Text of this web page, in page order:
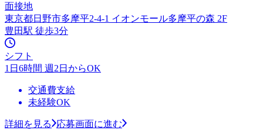
面接地
東京都日野市多摩平2-4-1 イオンモール多摩平の森 2F
豊田駅 徒歩3分
シフト
1日6時間 週2日からOK
交通費支給
未経験OK
詳細を見る
応募画面に進む